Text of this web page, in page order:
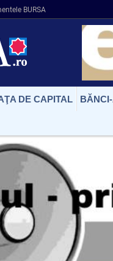
BURSA
DE CAPITAL